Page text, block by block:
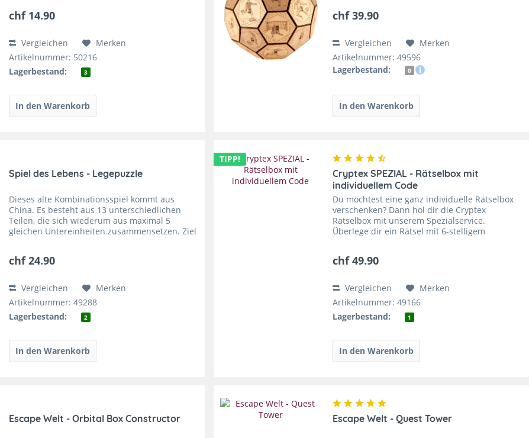
chf 14.90
Vergleichen
Merken
Artikelnummer: 50216
Lagerbestand:
3
chf 39.90
Vergleichen
Merken
Artikelnummer: 49596
Lagerbestand:
0
Spiel des Lebens - Legepuzzle
Dieses alte Kombinationsspiel kommt aus
China. Es besteht aus 13 unterschiedlichen
Teilen, die sich wiederum aus maximal 5
gleichen Untereinheiten zusammensetzen. Ziel
chf 24.90
Vergleichen
Merken
Artikelnummer: 49288
Lagerbestand:
2
TIPP!
Cryptex SPEZIAL - Rätselbox mit
individuellem Code
Du möchtest eine ganz individuelle Rätselbox
verschenken? Dann hol dir die Cryptex
Rätselbox mit unserem Spezialservice.
Überlege dir ein Rätsel mit 6-stelligem
chf 49.90
Vergleichen
Merken
Artikelnummer: 49166
Lagerbestand:
1
Escape Welt - Orbital Box Constructor Escape Welt - Quest Tower